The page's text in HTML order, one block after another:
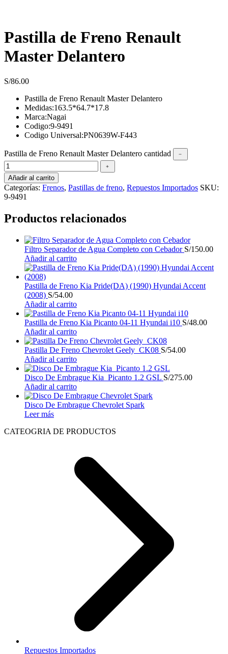
Pastilla de Freno Renault
Master Delantero
S/86.00
Pastilla de Freno Renault Master Delantero
Medidas:163.5*64.7*17.8
Marca:Nagai
Codigo:9-9491
Codigo Universal:PN0639W-F443
Pastilla de Freno Renault Master Delantero cantidad
﹣
﹢
Añadir al carrito
Categorías: Frenos, Pastillas de freno, Repuestos Importados SKU:
9-9491
Productos relacionados
Filtro Separador de Agua Completo con Cebador S/150.00
Añadir al carrito
Pastilla de Freno Kia Pride(DA) (1990) Hyundai Accent
(2008) S/54.00
Añadir al carrito
Pastilla de Freno Kia Picanto 04-11 Hyundai i10 S/48.00
Añadir al carrito
Pastilla De Freno Chevrolet Geely_CK08 S/54.00
Añadir al carrito
Disco De Embrague Kia Picanto 1.2 GSL S/275.00
Añadir al carrito
Disco De Embrague Chevrolet Spark
Leer más
CATEOGRIA DE PRODUCTOS
Repuestos Importados